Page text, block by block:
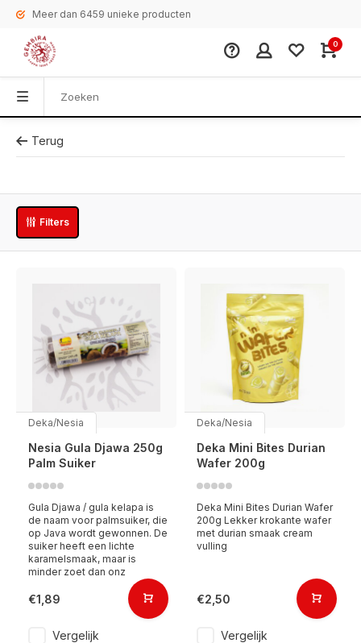
Meer dan 6459 unieke producten
0
Terug
Filters
Deka/Nesia
Nesia Gula Djawa 250g
Palm Suiker
Gula Djawa / gula kelapa is
de naam voor palmsuiker, die
op Java wordt gewonnen. De
suiker heeft een lichte
karamelsmaak, maar is
minder zoet dan onz
€1,89
Vergelijk
Deka/Nesia
Deka Mini Bites Durian
Wafer 200g
Deka Mini Bites Durian Wafer
200g Lekker krokante wafer
met durian smaak cream
vulling
€2,50
Vergelijk